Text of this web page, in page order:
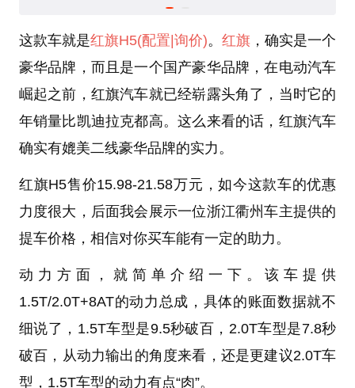
这款车就是红旗H5(配置 |询价)。红旗 ，确实是一个
豪华品牌，而且是一个国产豪华品牌，在电动汽车
崛起之前，红旗汽车就已经崭露头角了，当时它的
年销量比凯迪拉克都高。这么来看的话，红旗汽车
确实有媲美二线豪华品牌的实力。
红旗H5售价15.98-21.58万元，如今这款车的优惠
力度很大，后面我会展示一位浙江衢州车主提供的
提车价格，相信对你买车能有一定的助力。
动力方面，就简单介绍一下。该车提供
1.5T/2.0T+8AT的动力总成，具体的账面数据就不
细说了，1.5T车型是9.5秒破百，2.0T车型是7.8秒
破百，从动力输出的角度来看，还是更建议2.0T车
型，1.5T车型的动力有点“肉”。